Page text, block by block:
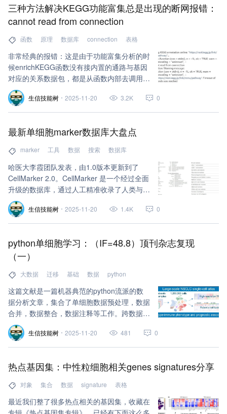
三种方法解决KEGG功能富集总是出现的断网报错：
cannot read from connection
函数 原理 数据库 connection 表格
非常经典的报错：这是由于功能富集分析的时
候enrichKEGG函数没有接内置的通路与基因
对应的关系数据包，都是从函数内部去调用
KEGG网址在线去读数据的原因，遇到网络不
好极其容易断联！
生信技能树 2025-11-20 3.2K 0
最新单细胞marker数据库大盘点
marker 工具 数据 搜索 数据库
哈医大李霞团队发表，由1.0版本更新到了
CellMarker 2.0。CellMarker 是一个经过全面
升级的数据库，通过人工精准收录了人类与小
鼠不同组织中经实验验证的各种细胞类型标记
物。相较于旧版1.0，本次更新新增了36,300
条组织-细胞类型-标记物对应条目、474种组
版本共涵盖26,915个细胞标记物、2578种细
胞类型及656类组织，累计形成83,361条组
个文献：
生信技能树 2025-11-20 1.4K 0
python单细胞学习：（IF=48.8）顶刊杂志复现
（一）
大数据 迁移 基础 数据 python
这篇文献是一篇机器典范的python流派的数
据分析文章，集合了单细胞数据预处理，数据
合并，数据整合，数据注释等工作。跨数据集
和大数据量！应该有很多细节值得学习，更特
别的是注释工作，做这样的一个大数据量的图
谱类细胞类型注释，可以看看里面到底是如何
生信技能树 2025-11-20 481 0
热点基因集：中性粒细胞相关genes signatures分享
对象 集合 数据 signature 表格
最近我们整了很多热点相关的基因集，收藏在